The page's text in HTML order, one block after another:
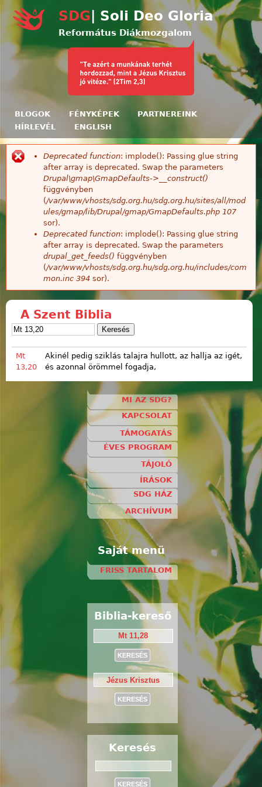
SDG | Soli Deo Gloria
Református Diákmozgalom
BLOGOK FÉNYKÉPEK
PARTNEREINK
HÍRLEVÉL
ENGLISH
Hibaüzenet
Deprecated function: implode(): Passing glue string
after array is deprecated. Swap the parameters
Drupal\gmap\GmapDefaults->__construct()
függvényben
(/var/www/vhosts/sdg.org.hu/sdg.org.hu/sites/all/mod
ules/gmap/lib/Drupal/gmap/GmapDefaults.php 107
sor).
Deprecated function: implode(): Passing glue string
after array is deprecated. Swap the parameters
drupal_get_feeds() függvényben
(/var/www/vhosts/sdg.org.hu/sdg.org.hu/includes/com
mon.inc 394 sor).
A Szent Biblia
Mt
13,20
Akinél pedig sziklás talajra hullott, az hallja az igét,
és azonnal örömmel fogadja,
MI AZ SDG?
KAPCSOLAT
TÁMOGATÁS
ÉVES PROGRAM
TÁJOLÓ
ÍRÁSOK
SDG HÁZ
ARCHÍVUM
Saját menü
FRISS TARTALOM
Biblia-kereső
Keresés